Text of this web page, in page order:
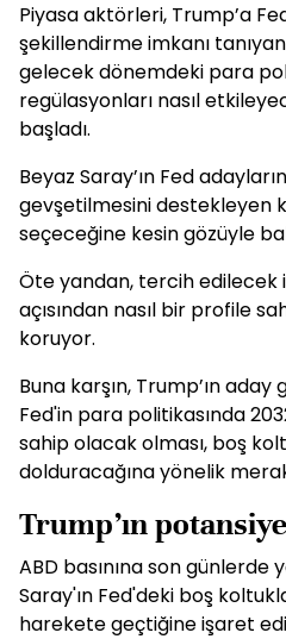
Piyasa aktörleri, Trump’a
şekillendirme imkanı
gelecek dönemdeki para
regülasyonları nasıl
başladı.
Beyaz Saray’ın Fed
gevşetilmesini destekleyen
seçeceğine kesin gözüyle
Öte yandan, tercih edilecek
açısından nasıl bir profile
koruyor.
Buna karşın, Trump’ın
Fed'in para politikasında
sahip olacak olması, boş
dolduracağına yönelik
Trump’ın
ABD basınına son günlerde
Saray'ın Fed'deki boş
harekete geçtiğine işaret